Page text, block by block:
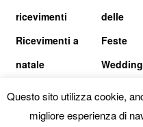
ricevimenti
Ricevimenti a
natale
delle
Feste
Wedding
© I RICEVIMENTI.IT |
Questo sito utilizza cookie,
migliore esperienza di